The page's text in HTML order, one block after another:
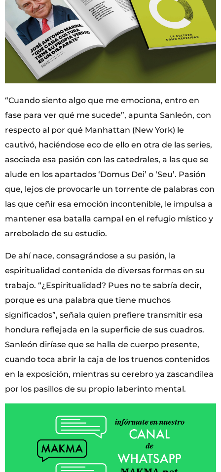
“Cuando siento algo que me emociona, entro en
fase para ver qué me sucede”, apunta Sanleón, con
respecto al por qué Manhattan (New York) le
cautivó, haciéndose eco de ello en otra de las series,
asociada esa pasión con las catedrales, a las que se
alude en los apartados ‘Domus Dei’ o ‘Seu’. Pasión
que, lejos de provocarle un torrente de palabras con
las que ceñir esa emoción incontenible, le impulsa a
mantener esa batalla campal en el refugio místico y
arrebolado de su estudio.
De ahí nace, consagrándose a su pasión, la
espiritualidad contenida de diversas formas en su
trabajo. “¿Espiritualidad? Pues no te sabría decir,
porque es una palabra que tiene muchos
significados”, señala quien prefiere transmitir esa
hondura reflejada en la superficie de sus cuadros.
Sanleón diríase que se halla de cuerpo presente,
cuando toca abrir la caja de los truenos contenidos
en la exposición, mientras su cerebro ya zascandilea
por los pasillos de su propio laberinto mental.